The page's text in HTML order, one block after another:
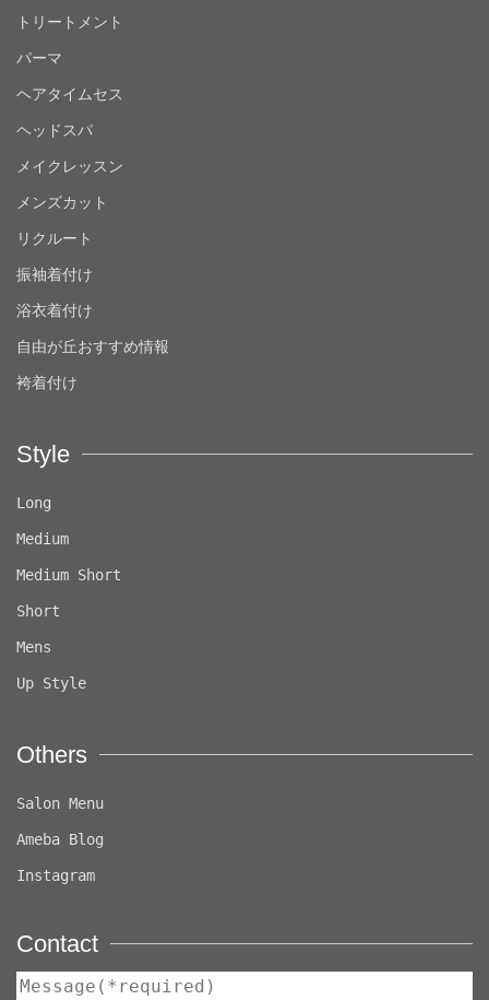
トリートメント
パーマ
ヘアタイムセス
ヘッドスパ
メイクレッスン
メンズカット
リクルート
振袖着付け
浴衣着付け
自由が丘おすすめ情報
袴着付け
Style
Long
Medium
Medium Short
Short
Mens
Up Style
Others
Salon Menu
Ameba Blog
Instagram
Contact